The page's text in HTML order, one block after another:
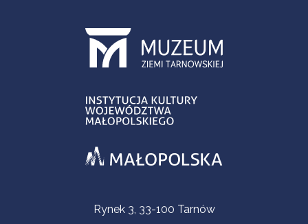
Informacje kontaktoweRynek 3, 33-100 Tarnów